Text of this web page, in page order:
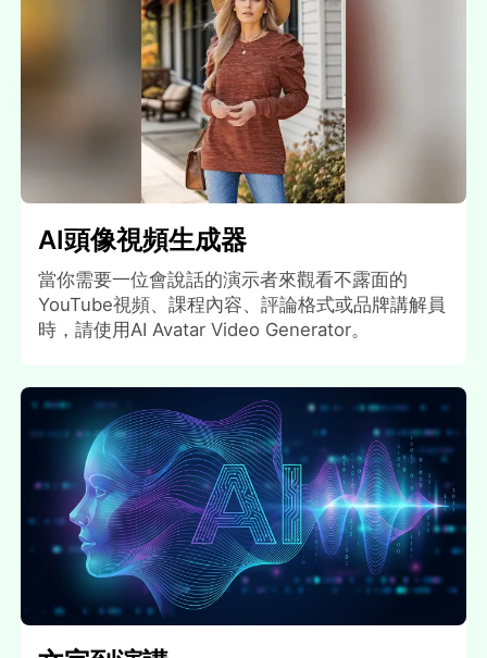
AI頭像視頻生成器
當你需要一位會說話的演示者來觀看不露面的
YouTube視頻、課程內容、評論格式或品牌講解員
時，請使用AI Avatar Video Generator。